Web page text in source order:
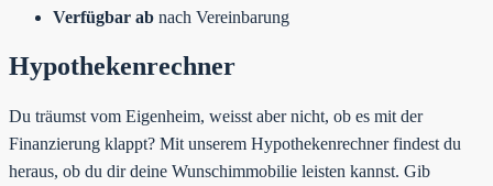
Verfügbar ab nach Vereinbarung
Hypothekenrechner
Du träumst vom Eigenheim, weisst aber nicht, ob es mit der
Finanzierung klappt? Mit unserem Hypothekenrechner findest du
heraus, ob du dir deine Wunschimmobilie leisten kannst. Gib